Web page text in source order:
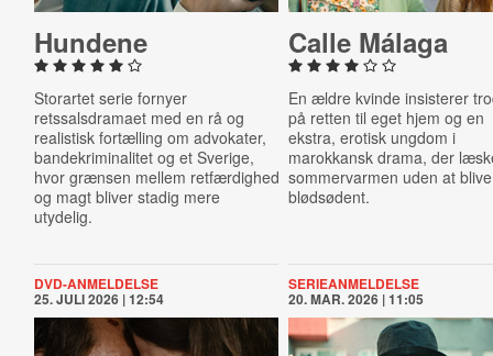
Hundene
Storartet serie fornyer
retssalsdramaet med en rå og
realistisk fortælling om advokater,
bandekriminalitet og et Sverige,
hvor grænsen mellem retfærdighed
og magt bliver stadig mere
utydelig.
Calle Málaga
En ældre kvinde insisterer
på retten til eget hjem og en
ekstra, erotisk ungdom i
marokkansk drama, der
sommervarmen uden at blive
blødsødent.
DVD-ANMELDELSE
25. JULI 2026 | 12:54
SERIEANMELDELSE
20. MAR. 2026 | 11:05